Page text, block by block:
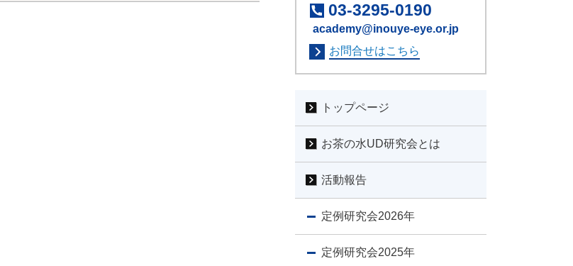
03-3295-0190
academy@inouye-eye.or.jp
お問合せはこちら
トップページ
お茶の水UD研究会とは
活動報告
定例研究会2026年
定例研究会2025年